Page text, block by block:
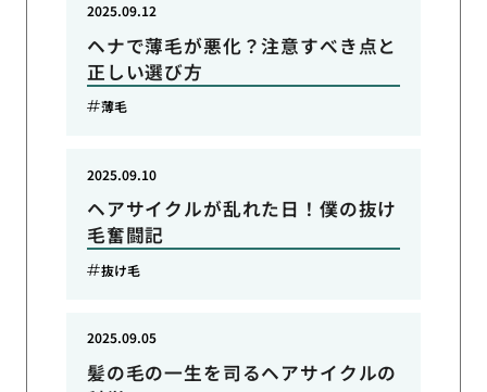
ヘナで薄毛が悪化？注意すべき点と
正しい選び方
2025.09.12
薄毛
ヘアサイクルが乱れた日！僕の抜け
毛奮闘記
2025.09.10
抜け毛
髪の毛の一生を司るヘアサイクルの
2025.09.05